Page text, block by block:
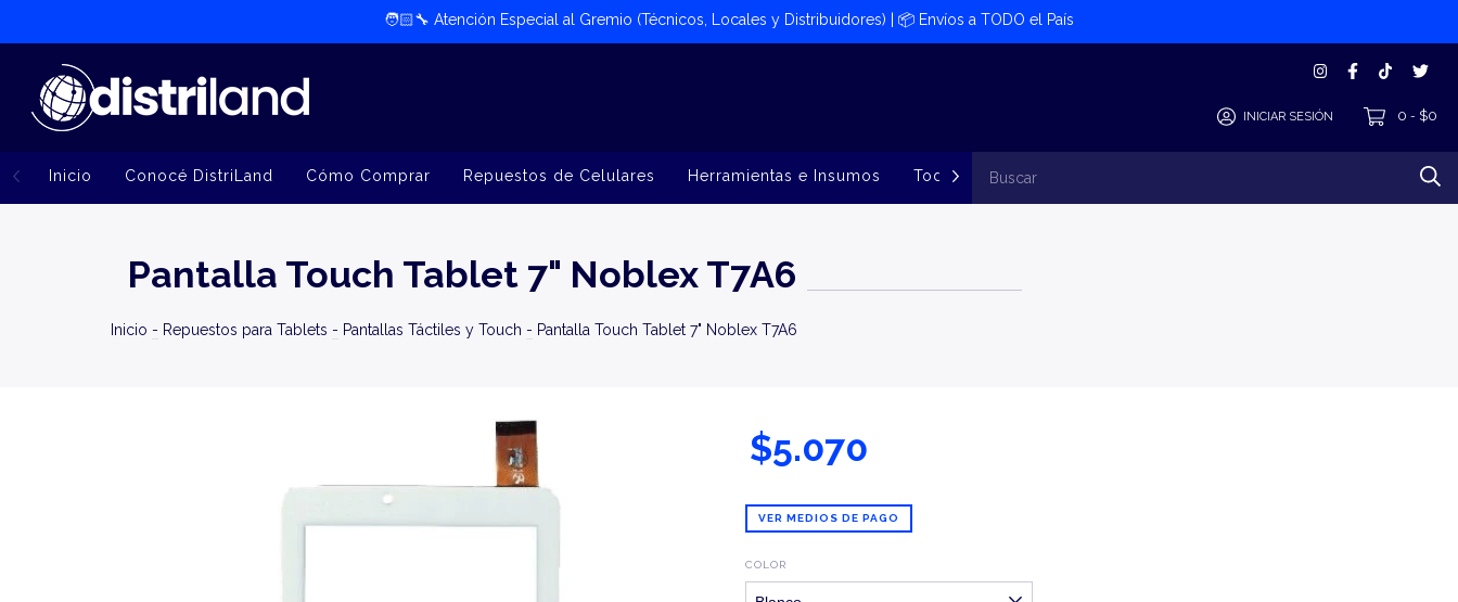
🧑🏻‍🔧​ Atención Especial al Gremio (Técnicos, Locales y Distribuidores) | 📦​ Envíos a TODO el País
INICIAR SESIÓN 0 - $0
Inicio Conocé DistriLand Cómo Comprar Repuestos de Celulares Herramientas e Insumos Todos los Productos
Pantalla Touch Tablet 7" Noblex T7A6
Inicio - Repuestos para Tablets - Pantallas Táctiles y Touch - Pantalla Touch Tablet 7" Noblex T7A6
$5.070
VER MEDIOS DE PAGO
COLOR